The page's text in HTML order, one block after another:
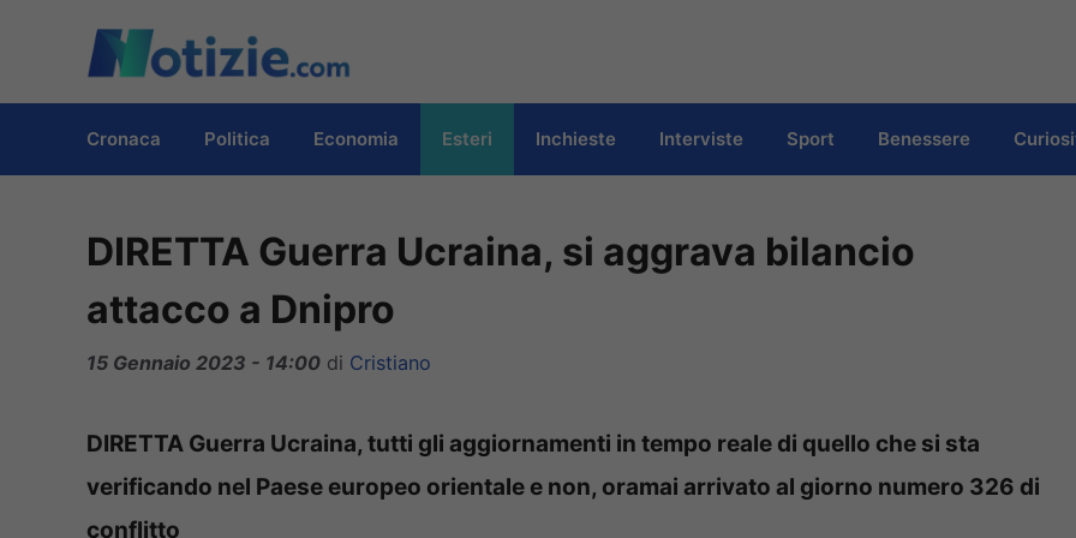
contenuto
Cronaca Politica Economia Esteri Inchieste Interviste Sport Benessere
DIRETTA Guerra Ucraina, si aggrava bilancio
attacco a Dnipro
15 Gennaio 2023 - 14:00 di Cristiano
DIRETTA Guerra Ucraina, tutti gli aggiornamenti in tempo reale di quello che si sta
verificando nel Paese europeo orientale e non, oramai arrivato al giorno numero 326 di
conflitto